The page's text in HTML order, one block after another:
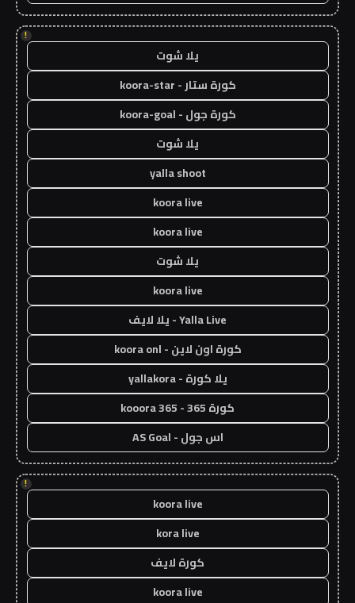
!
يلا شوت
كورة ستار - koora-star
كورة جول - koora-goal
يلا شوت
yalla shoot
koora live
koora live
يلا شوت
koora live
Yalla Live - يلا لايف
كورة اون لاين - koora onl
يلا كورة - yallakora
كورة 365 - kooora 365
اس جول - AS Goal
!
koora live
kora live
كورة لايف
koora live